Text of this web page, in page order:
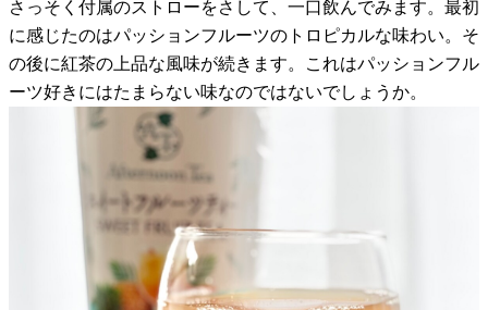
さっそく付属のストローをさして、一口飲んでみます。最初
に感じたのはパッションフルーツのトロピカルな味わい。そ
の後に紅茶の上品な風味が続きます。これはパッションフル
ーツ好きにはたまらない味なのではないでしょうか。